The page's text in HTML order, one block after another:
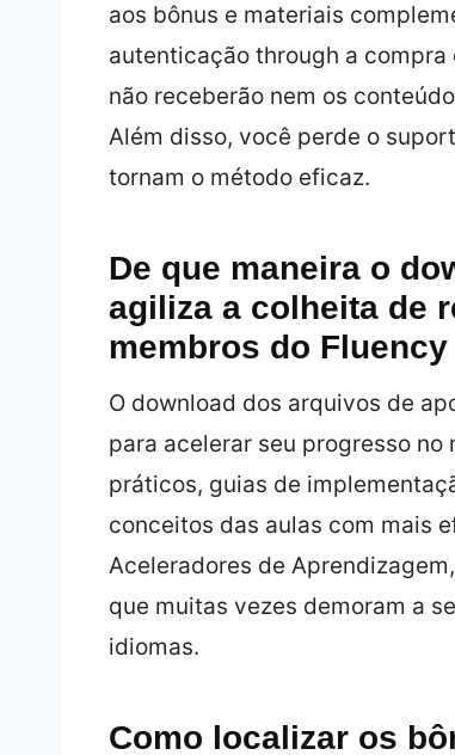
aos bônus e materiais
autenticação through a
não receberão nem os
Além disso, você perde o
tornam o método eficaz.
De que maneira o
agiliza a colheita de
membros do Fluency
O download dos arquivos de
para acelerar seu progresso
práticos, guias de
conceitos das aulas com mais
Aceleradores de
que muitas vezes demoram a
idiomas.
Como localizar os